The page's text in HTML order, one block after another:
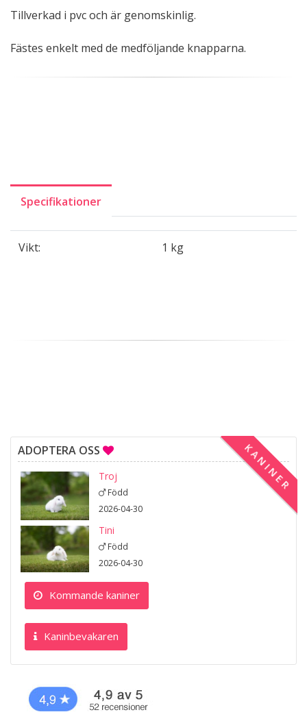
Tillverkad i pvc och är genomskinlig.
Fästes enkelt med de medföljande knapparna.
Specifikationer
Vikt: 1 kg
KANINER
ADOPTERA OSS
Troj
Född
2026-04-30
Tini
Född
2026-04-30
Kommande kaniner
Kaninbevakaren